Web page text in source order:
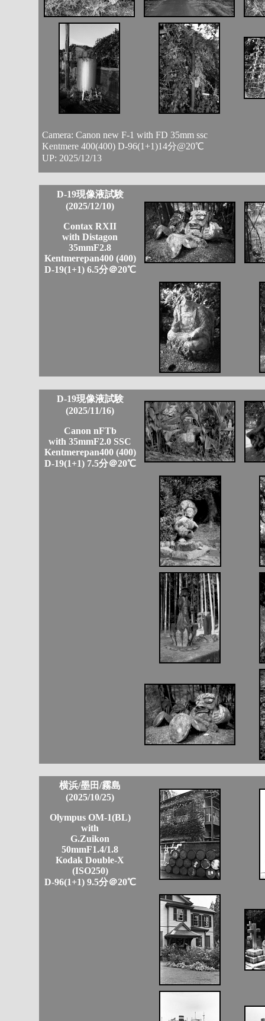
Camera: Canon new F-1 with FD 35mm ssc
Kentmere 400(400) D-96(1+1)14分@20℃
UP: 2025/12/13
D-19現像液試験
(2025/12/10)
Contax RXII
with Distagon
35mmF2.8
Kentmerepan400 (400)
D-19(1+1) 6.5分＠20℃
D-19現像液試験
(2025/11/16)
Canon nFTb
with 35mmF2.0 SSC
Kentmerepan400 (400)
D-19(1+1) 7.5分＠20℃
横浜/墨田/霧島
(2025/10/25)
Olympus OM-1(BL)
with
G.Zuikon
50mmF1.4/1.8
Kodak Double-X
(ISO250)
D-96(1+1) 9.5分＠20℃